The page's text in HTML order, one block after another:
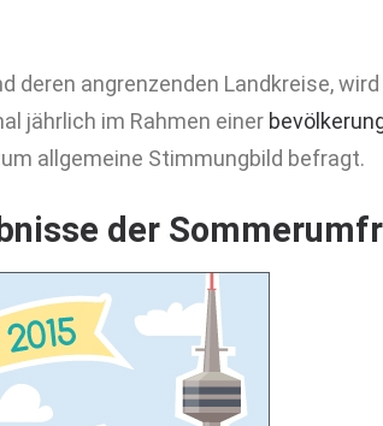
deren angrenzenden Landkreise,
jährlich im Rahmen einer
allgemeine Stimmungbild befragt.
der